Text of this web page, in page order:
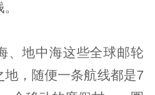
、地中海这些全球邮轮
地，随便一条航线都是7